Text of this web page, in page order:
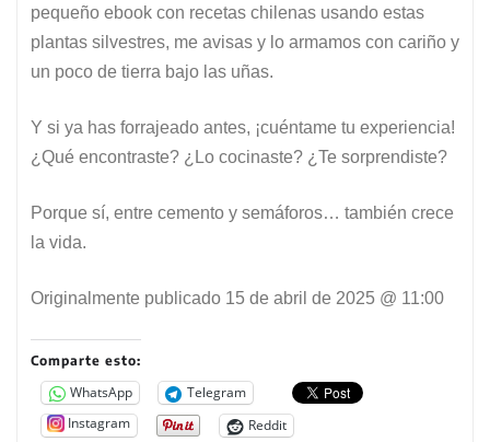
pequeño ebook con recetas chilenas usando estas
plantas silvestres, me avisas y lo armamos con cariño y
un poco de tierra bajo las uñas.
Y si ya has forrajeado antes, ¡cuéntame tu experiencia!
¿Qué encontraste? ¿Lo cocinaste? ¿Te sorprendiste?
Porque sí, entre cemento y semáforos… también crece
la vida.
Originalmente publicado 15 de abril de 2025 @ 11:00
Comparte esto:
WhatsApp
Telegram
Instagram
Reddit